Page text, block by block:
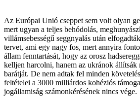
Az Európai Unió cseppet sem volt olyan
mert ugyan a teljes behódolás,
villámsebességű seggnyalás után
tervet, ami egy nagy fos, mert annyira
állam fenntartását, hogy az orosz
kelljen harcolni, hanem az ukránok állítsák
barátját. De nem adtak fel minden
feltételei a 3000 milliárdos kohéziós
jogállamiság számonkérésének nincs vége.